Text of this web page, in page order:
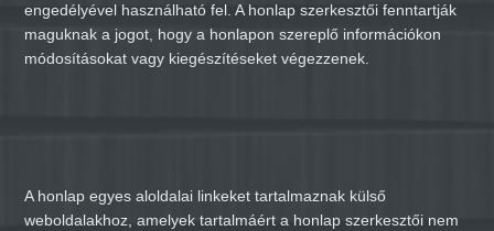
engedélyével használható fel. A honlap szerkesztői fenntartják
maguknak a jogot, hogy a honlapon szereplő információkon
módosításokat vagy kiegészítéseket végezzenek.
A honlap egyes aloldalai linkeket tartalmaznak külső
weboldalakhoz, amelyek tartalmáért a honlap szerkesztői nem